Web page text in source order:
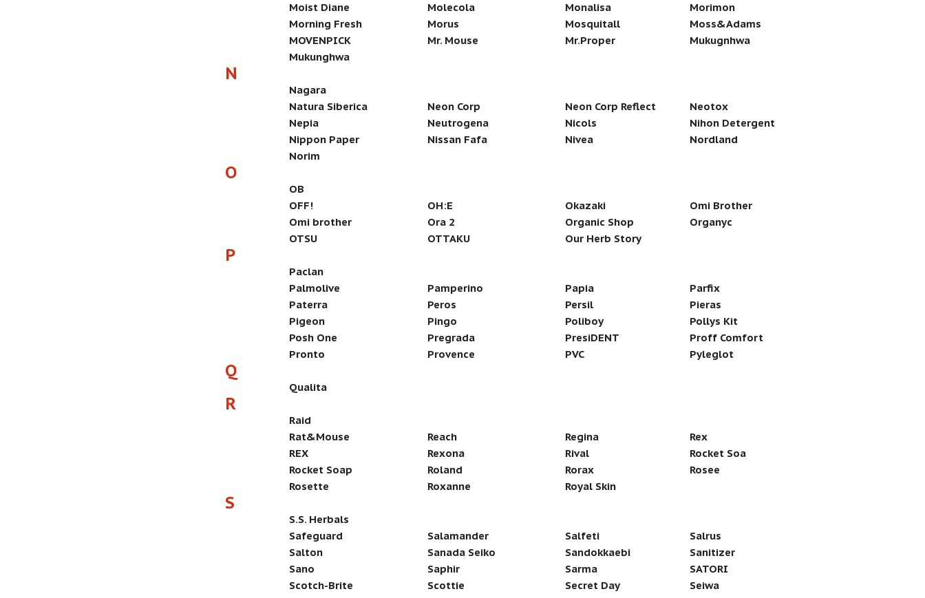
Moist Diane
Molecola Monalisa
Morimon
Morning Fresh
Morus Mosquitall
Moss&Adams
MOVENPICK
Mr. Mouse Mr.Proper
Mukugnhwa
Mukunghwa
N
Nagara
Natura Siberica
Neon Corp Neon Corp Reflect
Neotox
Nepia
Neutrogena Nicols
Nihon Detergent
Nippon Paper
Nissan Fafa Nivea
Nordland
Norim
O
OB
OFF!
OH:E Okazaki
Omi Brother
Omi brother
Ora 2 Organic Shop
Organyc
OTSU
OTTAKU Our Herb Story
P
Paclan
Palmolive
Pamperino Papia
Parfix
Paterra
Peros Persil
Pieras
Pigeon
Pingo Poliboy
Pollys Kit
Posh One
Pregrada PresiDENT
Proff Comfort
Pronto
Provence PVC Pyleglot
Q
Qualita
R
Raid
Rat&Mouse
Reach Regina
Rex
REX
Rexona Rival
Rocket Soa
Rocket Soap
Roland Rorax
Rosee
Rosette
Roxanne Royal Skin
S
S.S. Herbals
Safeguard
Salamander Salfeti
Salrus
Salton
Sanada Seiko Sandokkaebi
Sanitizer
Sano
Saphir Sarma
SATORI
Scotch-Brite
Scottie Secret Day
Seiwa